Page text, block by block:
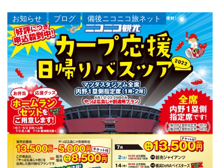
お知らせ , ブログ , 備後ニコニコ旅ネット